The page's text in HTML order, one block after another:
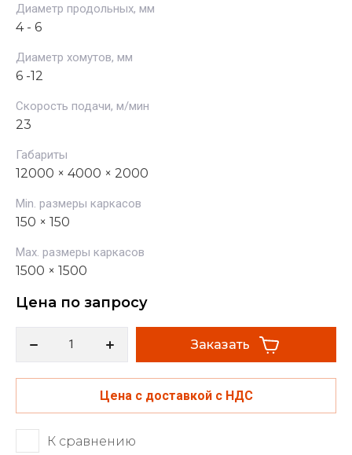
Диаметр продольных, мм
4 - 6
Диаметр хомутов, мм
6 -12
Скорость подачи, м/мин
23
Габариты
12000 × 4000 × 2000
Min. размеры каркасов
150 × 150
Max. размеры каркасов
1500 × 1500
Цена по запросу
Заказать
Цена с доставкой с НДС
К сравнению